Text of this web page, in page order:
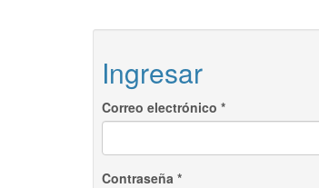
Ingresar
Correo electrónico *
Contraseña *